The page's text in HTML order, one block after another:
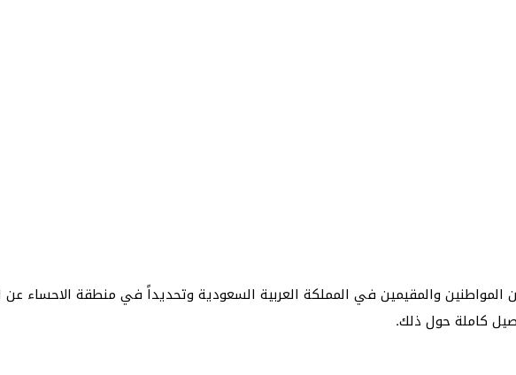
التأسيس 2023، يبحث الكثير من المواطنين والمقيمين في المملكة العربية السعودية وتحديداً في منطقة
كاملة حول ذلك.